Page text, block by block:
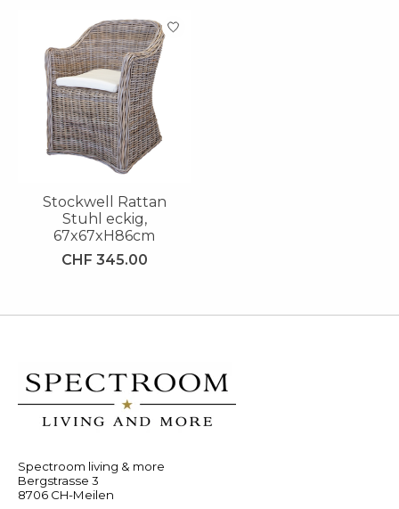
Produkt-Karussell-Artikel
Stockwell Rattan
Stuhl eckig,
67x67xH86cm
CHF 345.00
Spectroom living & more
Bergstrasse 3
8706 CH-Meilen